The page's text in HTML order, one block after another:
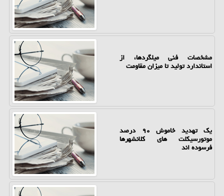
مشخصات فنی میلگردها، از
استاندارد تولید تا میزان مقاومت
یک تهدید خاموش ۹۰ درصد
موتورسیکلت های کلانشهرها
فرسوده اند